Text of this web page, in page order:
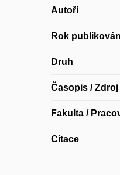
Autoři
Rok
Druh
Časopis / Zdroj
Fakulta /
Citace